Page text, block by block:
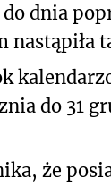
dnia
nastąpiła
do 31
że